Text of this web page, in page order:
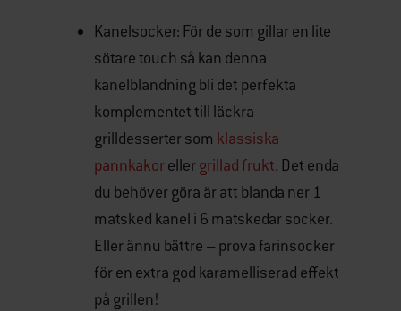
Kanelsocker: För de som gillar en lite
sötare touch så kan denna
kanelblandning bli det perfekta
komplementet till läckra
grilldesserter som klassiska
pannkakorellergrillad frukt. Det enda
du behöver göra är att blanda ner 1
matsked kanel i 6 matskedar socker.
Eller ännu bättre – prova farinsocker
för en extra god karamelliserad effekt
på grillen!